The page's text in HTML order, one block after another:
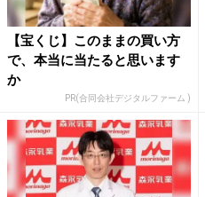
【宝くじ】このままの買い方
で、本当に当たると思います
か
PR(合同会社デジタルファーム )